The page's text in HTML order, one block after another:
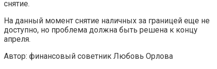
снятие.
На данный момент снятие наличных за границей еще не
доступно, но проблема должна быть решена к концу
апреля.
Автор: финансовый советник Любовь Орлова